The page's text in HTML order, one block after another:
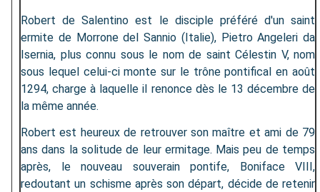
Robert de Salentino est le disciple préféré d'un saint
ermite de Morrone del Sannio (Italie), Pietro Angeleri da
Isernia, plus connu sous le nom de saint Célestin V, nom
sous lequel celui-ci monte sur le trône pontifical en août
1294, charge à laquelle il renonce dès le 13 décembre de
la même année.
Robert est heureux de retrouver son maître et ami de 79
ans dans la solitude de leur ermitage. Mais peu de temps
après, le nouveau souverain pontife, Boniface VIII,
redoutant un schisme après son départ, décide de retenir